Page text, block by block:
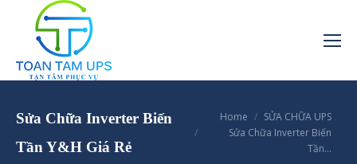
Sửa Chữa Inverter Biến
Tần Y&H Giá Rẻ
You are here:
Home
SỬA CHỮA UPS
Sửa Chữa Inverter Biến
Tần…